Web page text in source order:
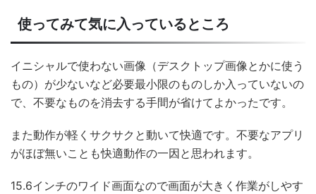
使ってみて気に入っているところ
イニシャルで使わない画像（デスクトップ画像とかに使う
もの）が少ないなど必要最小限のものしか入っていないの
で、不要なものを消去する手間が省けてよかったです。
また動作が軽くサクサクと動いて快適です。不要なアプリ
がほぼ無いことも快適動作の一因と思われます。
15.6インチのワイド画面なので画面が大きく作業がしやす